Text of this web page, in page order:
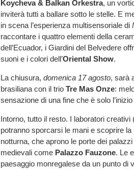
Koycheva & Balkan Orkestra, un
inviterà tutti a ballare sotto le stelle. E
in scena l’esperienza multisensoriale di
raccontare i quattro elementi della
dell’Ecuador, i Giardini del Belvedere
suoni e i colori dell’Oriental Show.
La chiusura, domenica 17 agosto, sarà
brasiliana con il trio Tre Mas Onze:
sensazione di una fine che è solo
Intorno, tutto il resto. I laboratori creativi
potranno sporcarsi le mani e scoprire la
notturna, che aprono le porte dei
medievali come Palazzo Fauzone. Le
paesaggio monregalese da un punto di